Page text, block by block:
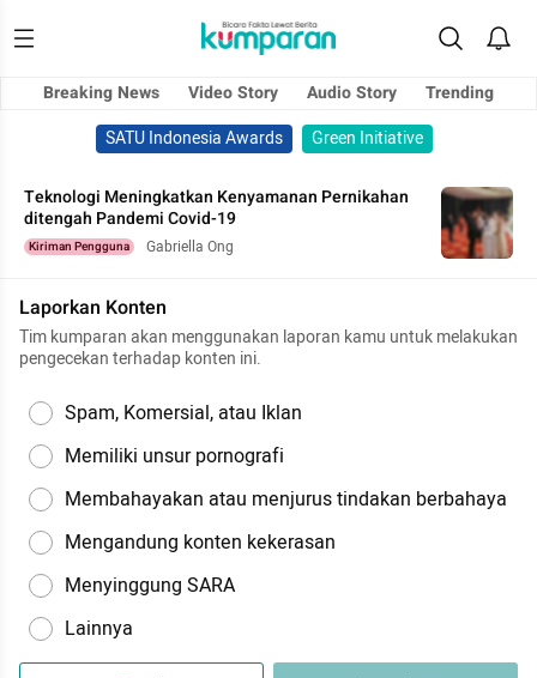
Breaking News Video Story Audio Story
Trending
SATU Indonesia Awards
Green Initiative
Teknologi Meningkatkan Kenyamanan Pernikahan
ditengah Pandemi Covid-19
Kiriman Pengguna Gabriella Ong
Laporkan Konten
Tim kumparan akan menggunakan laporan kamu untuk melakukan
pengecekan terhadap konten ini.
Spam, Komersial, atau Iklan
Memiliki unsur pornografi
Membahayakan atau menjurus tindakan berbahaya
Mengandung konten kekerasan
Menyinggung SARA
Lainnya